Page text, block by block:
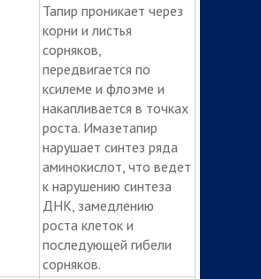
Тапир проникает через
корни и листья
сорняков,
передвигается по
ксилеме и флоэме и
накапливается в точках
роста. Имазетапир
нарушает синтез ряда
аминокислот, что ведет
к нарушению синтеза
ДНК, замедлению
роста клеток и
последующей гибели
сорняков.